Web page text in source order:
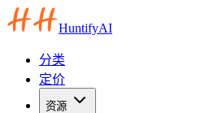
HuntifyAI
分类
定价
资源